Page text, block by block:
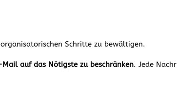
Schritte zu bewältigen.
auf das Nötigste zu beschränken. Jede